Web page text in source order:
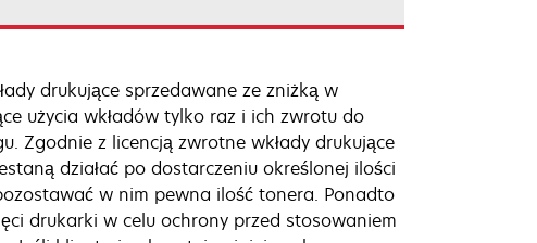
drukujące sprzedawane ze zniżką w
użycia wkładów tylko raz i ich zwrotu do
Zgodnie z licencją zwrotne wkłady drukujące
działać po dostarczeniu określonej ilości
w nim pewna ilość tonera. Ponadto
drukarki w celu ochrony przed stosowaniem